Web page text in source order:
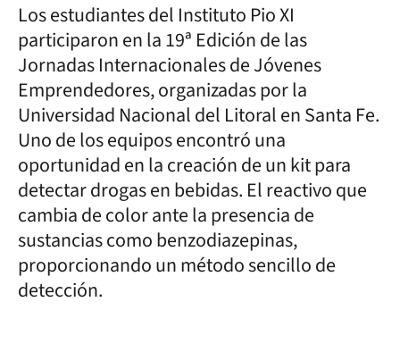
Los estudiantes del Instituto Pio XI
participaron en la 19ª Edición de las
Jornadas Internacionales de Jóvenes
Emprendedores, organizadas por la
Universidad Nacional del Litoral en Santa Fe.
Uno de los equipos encontró una
oportunidad en la creación de un kit para
detectar drogas en bebidas. El reactivo que
cambia de color ante la presencia de
sustancias como benzodiazepinas,
proporcionando un método sencillo de
detección.